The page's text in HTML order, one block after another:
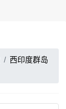
西印度群岛